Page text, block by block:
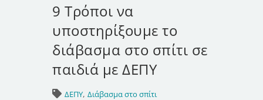
9 Τρόποι να
υποστηρίξουμε το
διάβασμα στο σπίτι σε
παιδιά με ΔΕΠΥ
ΔΕΠΥ, Διάβασμα στο σπίτι